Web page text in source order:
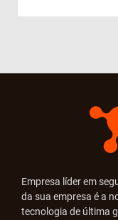
Empresa líder em
da sua empresa é a
tecnologia de última